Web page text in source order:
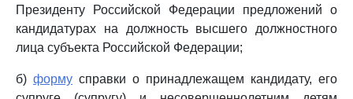
Президенту Российской Федерации предложений о
кандидатурах на должность высшего должностного
лица субъекта Российской Федерации;
б) форму справки о принадлежащем кандидату, его